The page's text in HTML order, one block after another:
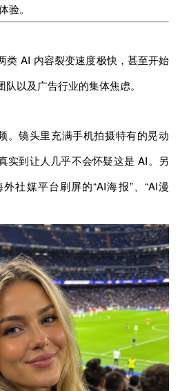
。
类 AI 内容裂变速度极快，甚至开始
以及广告行业的集体焦虑。
。镜头里充满手机拍摄特有的晃动
实到让人几乎不会怀疑这是 AI。另
社媒平台刷屏的“AI海报”、“AI漫